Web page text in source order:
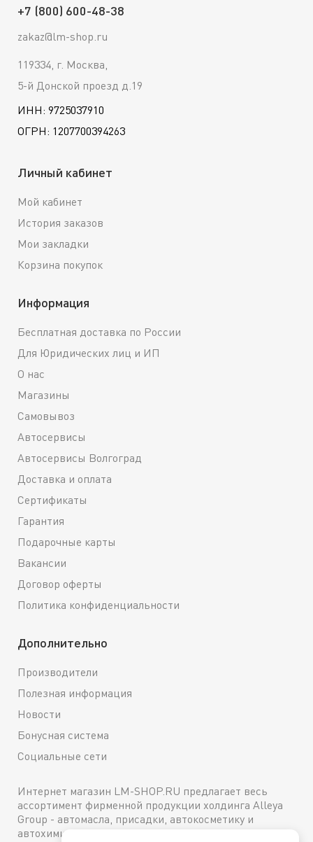
+7 (800) 600-48-38
zakaz@lm-shop.ru
119334, г. Москва,
5-й Донской проезд д.19
ИНН: 9725037910
ОГРН: 1207700394263
Личный кабинет
Мой кабинет
История заказов
Мои закладки
Корзина покупок
Информация
Бесплатная доставка по России
Для Юридических лиц и ИП
О нас
Магазины
Самовывоз
Автосервисы
Автосервисы Волгоград
Доставка и оплата
Сертификаты
Гарантия
Подарочные карты
Вакансии
Договор оферты
Политика конфиденциальности
Дополнительно
Производители
Полезная информация
Новости
Бонусная система
Социальные сети
Интернет магазин LM-SHOP.RU предлагает весь
ассортимент фирменной продукции холдинга Alleya
Group - автомасла, присадки, автокосметику и
автохимию. Каталог содержит подробное описание